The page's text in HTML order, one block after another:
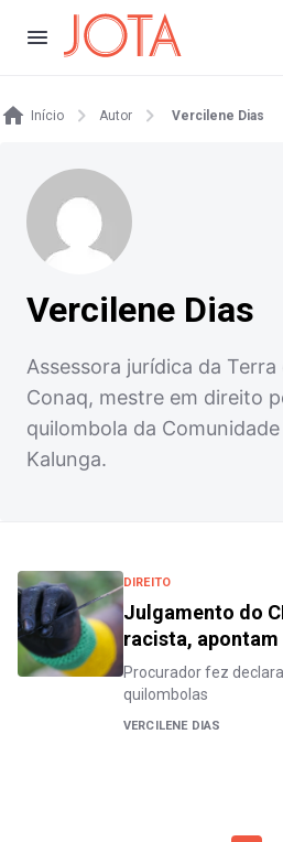
Início Autor Vercilene Dias
Vercilene Dias
Assessora jurídica da
Conaq, mestre em direito
quilombola da
Kalunga.
DIREITO
Julgamento do
racista,
Procurador fez
quilombolas
VERCILENE DIAS